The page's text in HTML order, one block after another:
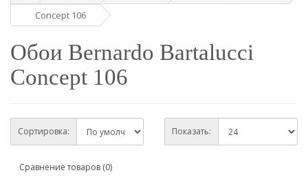
Concept 106
Обои Bernardo Bartalucci
Concept 106
Сортировка: Показать:
Сравнение товаров (0)